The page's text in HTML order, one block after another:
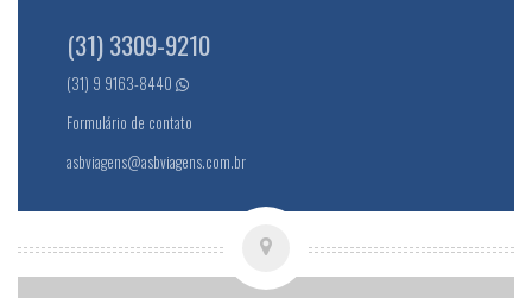
(31) 3309-9210
(31) 9 9163-8440
Formulário de contato
asbviagens@asbviagens.com.br